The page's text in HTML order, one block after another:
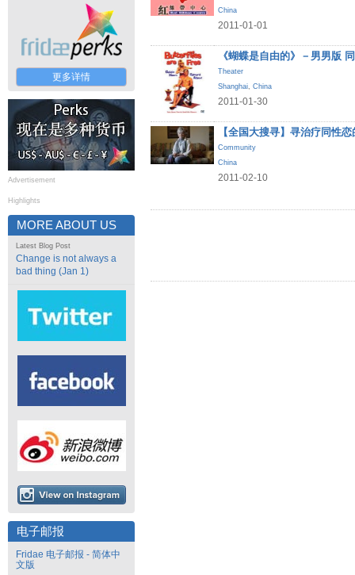
更多详情
Advertisement
Highlights
MORE ABOUT US
Latest Blog Post
Change is not always a
bad thing (Jan 1)
电子邮报
Fridae 电子邮报 - 简体中
文版
China
2011-01-01
《蝴蝶是自由的》－男男版
Theater
Shanghai, China
2011-01-30
【全国大搜寻】寻治疗同性
Community
China
2011-02-10